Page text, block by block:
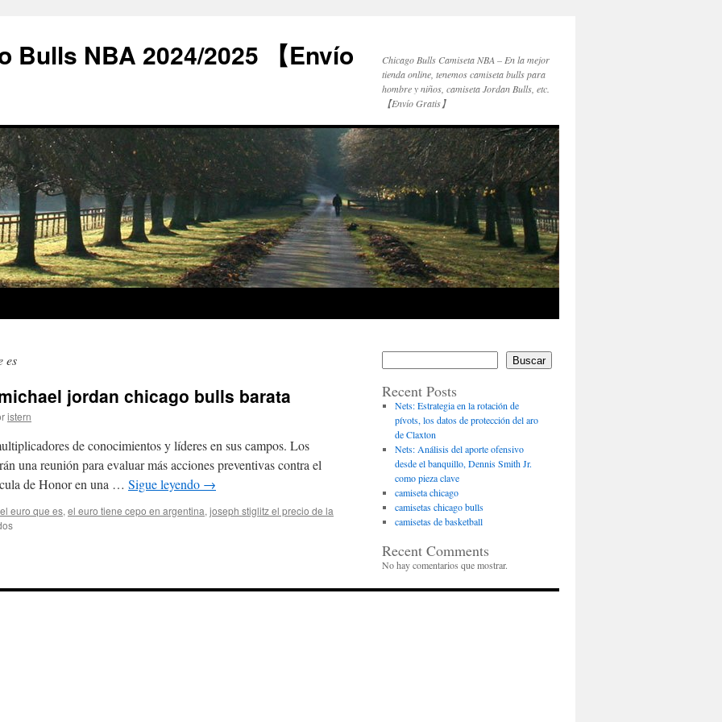
Bulls NBA 2024/2025 【Envío
Chicago Bulls Camiseta NBA – En la mejor
tienda online, tenemos camiseta bulls para
hombre y niños, camiseta Jordan Bulls, etc.
【Envío Gratis】
es
jordan chicago bulls barata
istern
de conocimientos y líderes en sus campos. Los
una reunión para evaluar más acciones preventivas contra el
de Honor en una … Sigue leyendo →
el euro que es, el euro tiene cepo en argentina, joseph stiglitz el precio de la
en
Buscar
Recent Posts
Nets: Estrategia en la rotación de
pívots, los datos de protección del aro
de Claxton
Nets: Análisis del aporte ofensivo
desde el banquillo, Dennis Smith Jr.
como pieza clave
camiseta chicago
camisetas chicago bulls
camisetas de basketball
Recent Comments
No hay comentarios que mostrar.